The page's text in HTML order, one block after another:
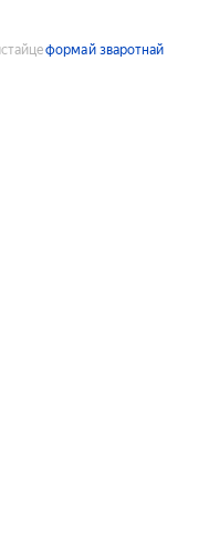
формай зваротнай